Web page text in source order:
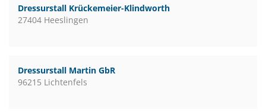
Dressurstall Krückemeier-Klindworth
27404 Heeslingen
Dressurstall Martin GbR
96215 Lichtenfels